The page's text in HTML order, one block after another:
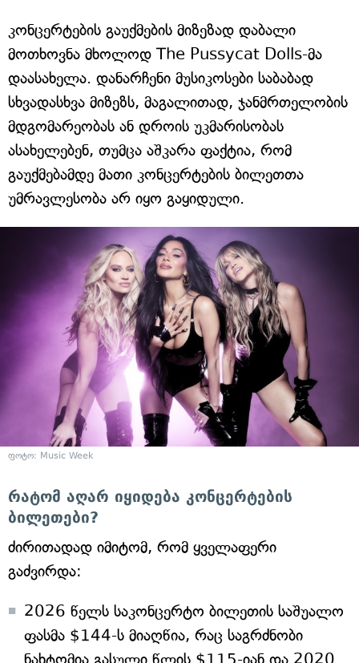
კონცერტების გაუქმების მიზეზად დაბალი
მოთხოვნა მხოლოდ The Pussycat Dolls-მა
დაასახელა. დანარჩენი მუსიკოსები საბაბად
სხვადასხვა მიზეზს, მაგალითად, ჯანმრთელობის
მდგომარეობას ან დროის უკმარისობას
ასახელებენ, თუმცა აშკარა ფაქტია, რომ
გაუქმებამდე მათი კონცერტების ბილეთთა
უმრავლესობა არ იყო გაყიდული.
ფოტო: Music Week
რატომ აღარ იყიდება კონცერტების
ბილეთები?
ძირითადად იმიტომ, რომ ყველაფერი
გაძვირდა:
2026 წელს საკონცერტო ბილეთის საშუალო
ფასმა $144-ს მიაღწია, რაც საგრძნობი
ნახტომია გასული წლის $115-იან და 2020